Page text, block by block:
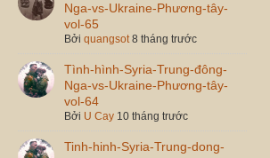
Nga-vs-Ukraine-Phương-tây-
vol-65
Bởi quangsot 8 tháng trước
Tình-hình-Syria-Trung-đông-
Nga-vs-Ukraine-Phương-tây-
vol-64
Bởi U Cay 10 tháng trước
Tinh-hinh-Syria-Trung-dong-